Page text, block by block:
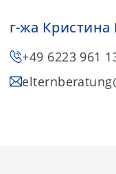
г-жа Кристина
+49 6223 961
elternberatung